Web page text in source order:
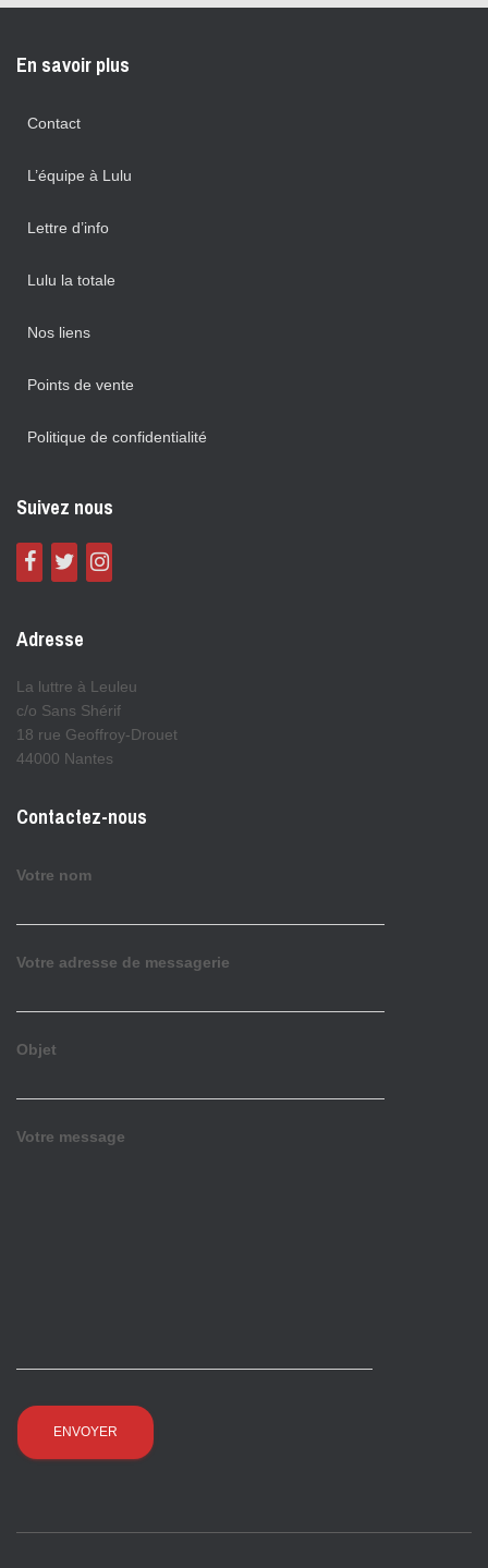
En savoir plus
Contact
L’équipe à Lulu
Lettre d’info
Lulu la totale
Nos liens
Points de vente
Politique de confidentialité
Suivez nous
Adresse
La luttre à Leuleu
c/o Sans Shérif
18 rue Geoffroy-Drouet
44000 Nantes
Contactez-nous
Votre nom
Votre adresse de messagerie
Objet
Votre message